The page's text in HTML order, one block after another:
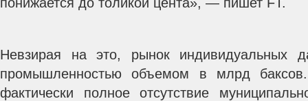
Невзирая на это, рынок индивидуальных
промышленностью объемом в млрд
фактически полное отсутствие